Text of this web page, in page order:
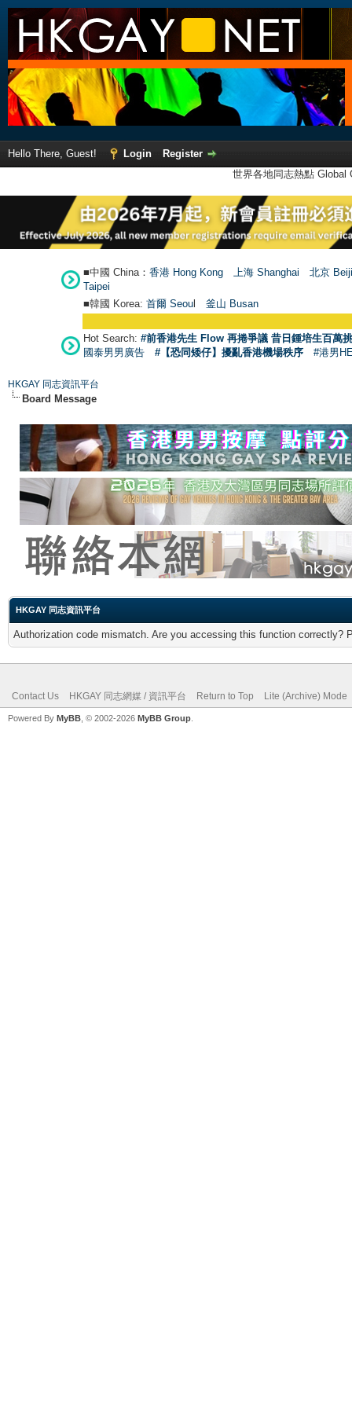
Hello There, Guest! Login
Register
世界各地同志熱點
■中國 China： 香港 Hong Kong 上海 Shanghai
北京
Taipei
■韓國 Korea: 首爾 Seoul 釜山 Busan
Hot Search: #前香港先生 Flow 再捲爭議 昔日鍾培生百萬
國泰男男廣告
#【恐同矮仔】擾亂香港機場秩序 #港男
HKGAY 同志資訊平台
Board Message
HKGAY 同志資訊平台
Authorization code mismatch. Are you accessing this function correctly?
Contact Us HKGAY 同志網媒 / 資訊平台 Return to Top Lite (Archive) Mode
Powered By MyBB , © 2002-2026 MyBB Group